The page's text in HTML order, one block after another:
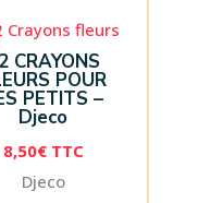
CRAYONS
POUR
PETITS –
Djeco
8,50€ TTC
Djeco